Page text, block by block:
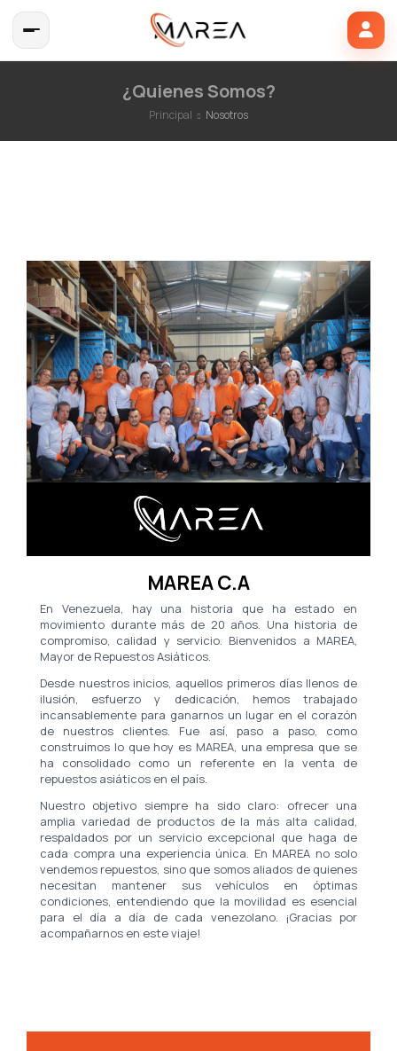
¿Quienes Somos?
Principal Nosotros
MAREA C.A
En Venezuela, hay una historia que ha estado en
movimiento durante más de 20 años. Una historia de
compromiso, calidad y servicio. Bienvenidos a MAREA,
Mayor de Repuestos Asiáticos.
Desde nuestros inicios, aquellos primeros días llenos de
ilusión, esfuerzo y dedicación, hemos trabajado
incansablemente para ganarnos un lugar en el corazón
de nuestros clientes. Fue así, paso a paso, como
construimos lo que hoy es MAREA, una empresa que se
ha consolidado como un referente en la venta de
repuestos asiáticos en el país.
Nuestro objetivo siempre ha sido claro: ofrecer una
amplia variedad de productos de la más alta calidad,
respaldados por un servicio excepcional que haga de
cada compra una experiencia única. En MAREA no solo
vendemos repuestos, sino que somos aliados de quienes
necesitan mantener sus vehículos en óptimas
condiciones, entendiendo que la movilidad es esencial
para el día a día de cada venezolano. ¡Gracias por
acompañarnos en este viaje!